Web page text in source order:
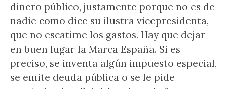
dinero público, justamente porque no es de
nadie como dice su ilustra vicepresidenta,
que no escatime los gastos. Hay que dejar
en buen lugar la Marca España. Si es
preciso, se inventa algún impuesto especial,
se emite deuda pública o se le pide